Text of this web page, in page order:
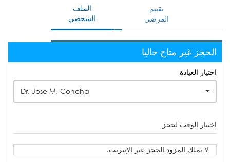
الملف
الشخصي
تقييم
المرضى
الحجز غير متاح حاليا
اختيار العيادة
Dr. Jose M. Concha
اختيار الوقت لحجز
لا يملك المزود الحجز عبر الإنترنت.